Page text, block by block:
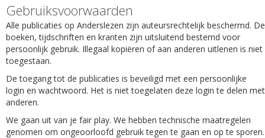
Gebruiksvoorwaarden
Alle publicaties op Anderslezen zijn auteursrechtelijk beschermd. De
boeken, tijdschriften en kranten zijn uitsluitend bestemd voor
persoonlijk gebruik. Illegaal kopiëren of aan anderen uitlenen is niet
toegestaan.
De toegang tot de publicaties is beveiligd met een persoonlijke
login en wachtwoord. Het is niet toegelaten deze login te delen met
anderen.
We gaan uit van je fair play. We hebben technische maatregelen
genomen om ongeoorloofd gebruik tegen te gaan en op te sporen.